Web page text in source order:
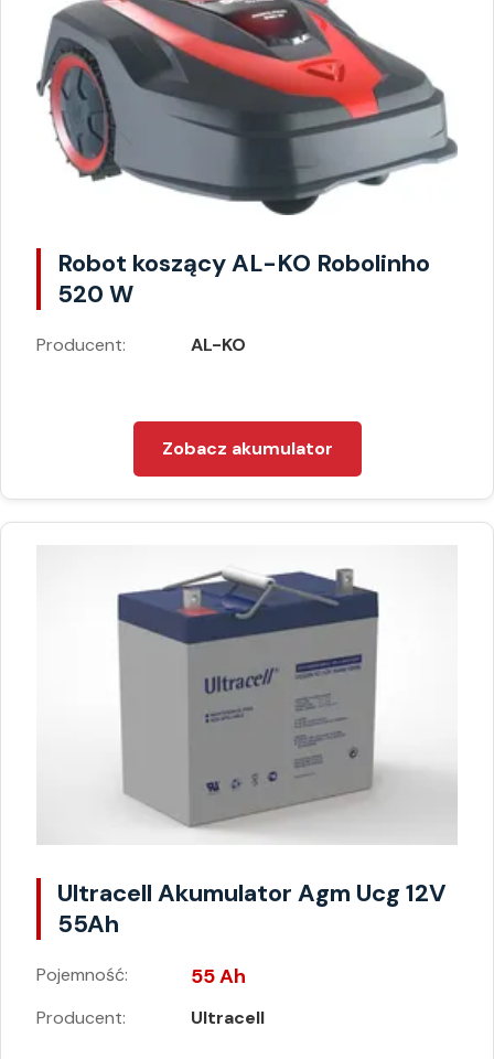
Robot koszący AL-KO Robolinho
520 W
Producent: AL-KO
Zobacz akumulator
Ultracell Akumulator Agm Ucg 12V
55Ah
Pojemność: 55 Ah
Producent: Ultracell